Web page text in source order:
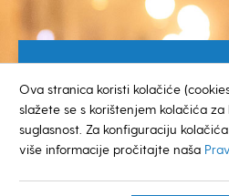
0800 385
© GRAD
Ova stranica koristi kolačiće
slažete se s korištenjem kolačića
suglasnost. Za konfiguraciju
više informacije pročitajte naša